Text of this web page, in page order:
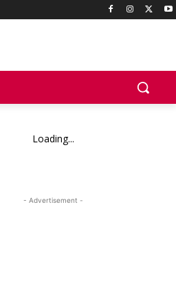
Loading...
- Advertisement -